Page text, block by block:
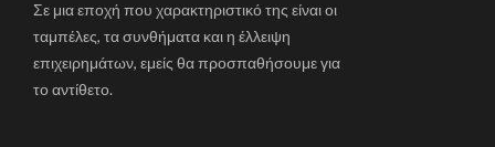
Σε μια εποχή που χαρακτηριστικό της είναι οι
ταμπέλες, τα συνθήματα και η έλλειψη
επιχειρημάτων, εμείς θα προσπαθήσουμε για
το αντίθετο.